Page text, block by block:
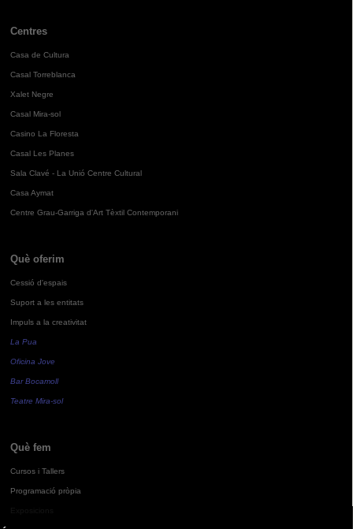
Centres
Casa de Cultura
Casal Torreblanca
Xalet Negre
Casal Mira-sol
Casino La Floresta
Casal Les Planes
Sala Clavé - La Unió Centre Cultural
Casa Aymat
Centre Grau-Garriga d'Art Tèxtil Contemporani
Què oferim
Cessió d'espais
Suport a les entitats
Impuls a la creativitat
La Pua
Oficina Jove
Bar Bocamoll
Teatre Mira-sol
Què fem
Cursos i Tallers
Programació pròpia